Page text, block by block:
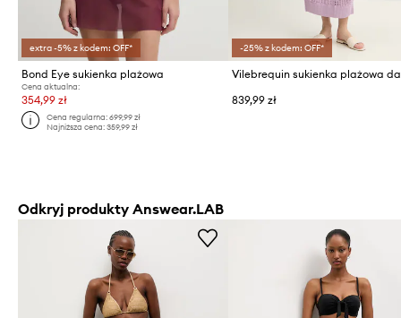
extra -5% z kodem: OFF*
Bond Eye sukienka plażowa
Cena aktualna:
354,99 zł
Cena regularna:699,99 zł
Najniższa cena:359,99 zł
-25% z kodem: OFF*
839,99 zł
Odkryj produkty Answear.LAB